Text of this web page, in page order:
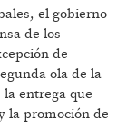
el gobierno
de los
de
ola de la
entrega que
la promoción de